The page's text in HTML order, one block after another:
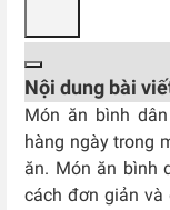
Nội dung bài
Món ăn bình
hàng ngày trong
ăn. Món ăn bình
cách đơn giản và